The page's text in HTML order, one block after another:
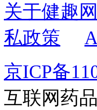
关于健趣网
私政策
京ICP备
互联网药